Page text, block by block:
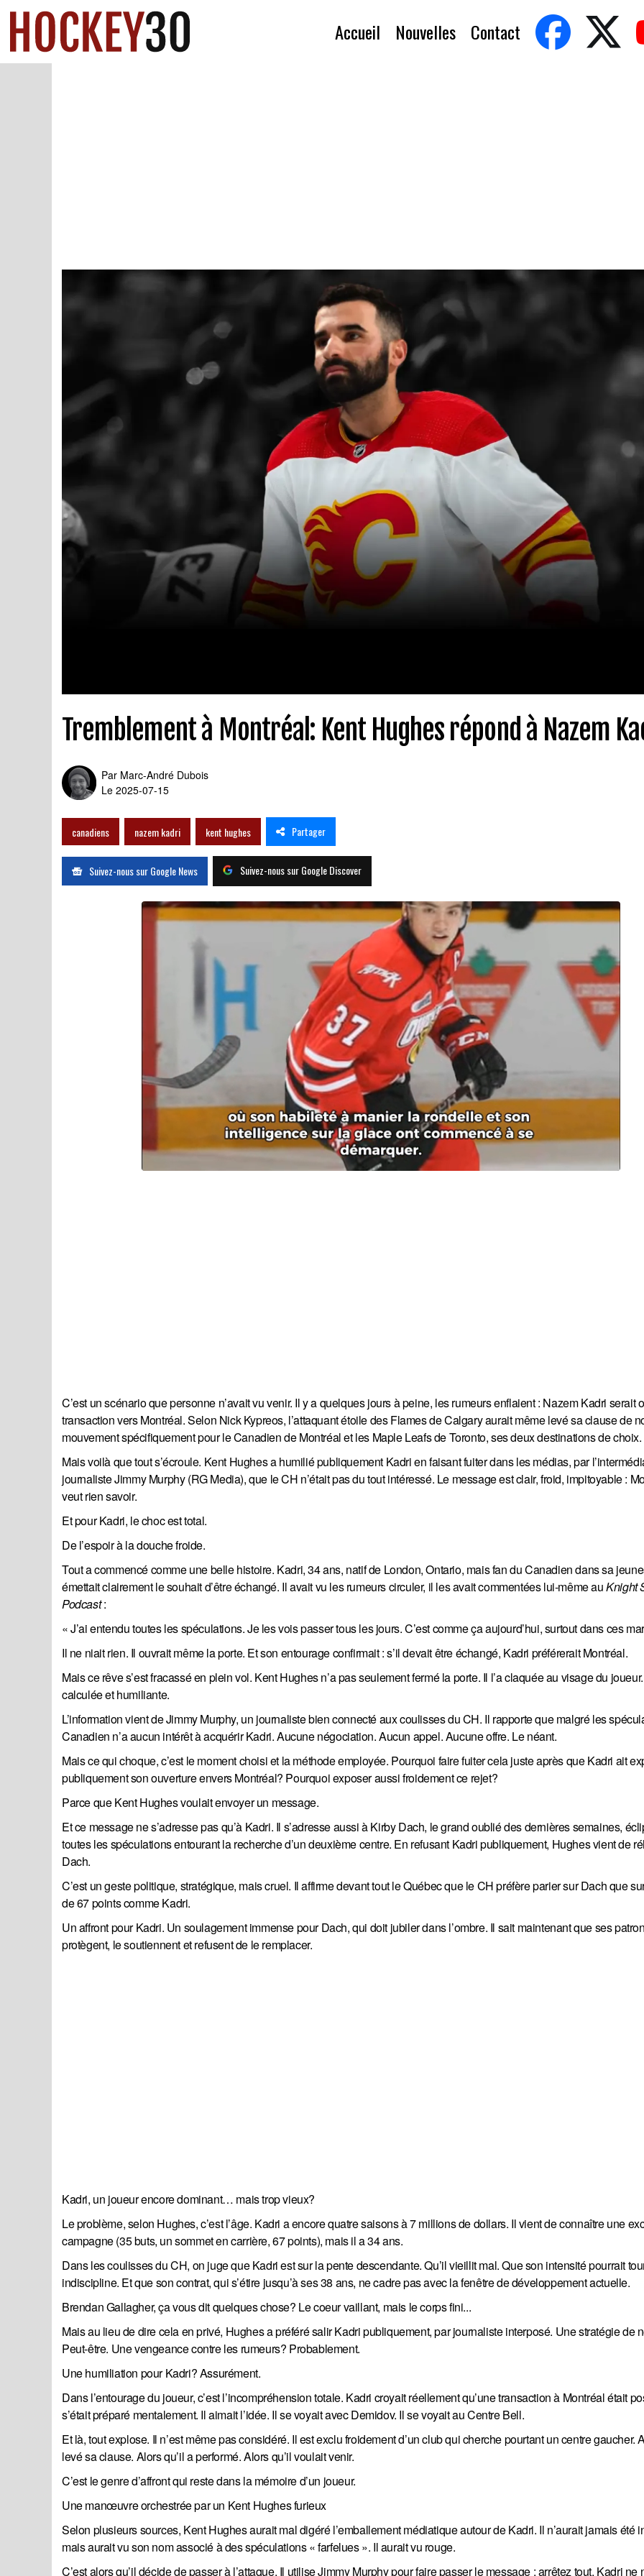
Accueil Nouvelles Contact
Tremblement à Montréal: Kent Hughes répond à Nazem
Par Marc-André Dubois
Le 2025-07-15
canadiens nazem kadri kent hughes Partager
Suivez-nous sur Google News Suivez-nous sur Google Discover
C’est un scénario que personne n’avait vu venir. Il y a quelques jours à peine, les rumeurs enflaient : Nazem Kadri serait
transaction vers Montréal. Selon Nick Kypreos, l’attaquant étoile des Flames de Calgary aurait même levé sa clause de
mouvement spécifiquement pour le Canadien de Montréal et les Maple Leafs de Toronto, ses deux destinations de choix.
Mais voilà que tout s’écroule. Kent Hughes a humilié publiquement Kadri en faisant fuiter dans les médias, par
journaliste Jimmy Murphy (RG Media), que le CH n’était pas du tout intéressé. Le message est clair, froid, impitoyable :
veut rien savoir.
Et pour Kadri, le choc est total.
De l’espoir à la douche froide.
Tout a commencé comme une belle histoire. Kadri, 34 ans, natif de London, Ontario, mais fan du Canadien dans sa
émettait clairement le souhait d’être échangé. Il avait vu les rumeurs circuler, il les avait commentées lui-même auKnight
Podcast:
« J’ai entendu toutes les spéculations. Je les vois passer tous les jours. C’est comme ça aujourd’hui, surtout dans ces
Il ne niait rien. Il ouvrait même la porte. Et son entourage confirmait : s’il devait être échangé, Kadri préférerait Montréal.
Mais ce rêve s’est fracassé en plein vol. Kent Hughes n’a pas seulement fermé la porte. Il l’a claquée au visage du
calculée et humiliante.
L’information vient de Jimmy Murphy, un journaliste bien connecté aux coulisses du CH. Il rapporte que malgré les
Canadien n’a aucun intérêt à acquérir Kadri. Aucune négociation. Aucun appel. Aucune offre. Le néant.
Mais ce qui choque, c’est le moment choisi et la méthode employée. Pourquoi faire fuiter cela juste après que Kadri ait
publiquement son ouverture envers Montréal? Pourquoi exposer aussi froidement ce rejet?
Parce que Kent Hughes voulait envoyer un message.
Et ce message ne s’adresse pas qu’à Kadri. Il s’adresse aussi à Kirby Dach, le grand oublié des dernières semaines,
toutes les spéculations entourant la recherche d’un deuxième centre. En refusant Kadri publiquement, Hughes vient de
Dach.
C’est un geste politique, stratégique, mais cruel. Il affirme devant tout le Québec que le CH préfère parier sur Dach que
de 67 points comme Kadri.
Un affront pour Kadri. Un soulagement immense pour Dach, qui doit jubiler dans l’ombre. Il sait maintenant que ses
protègent, le soutiennent et refusent de le remplacer.
Kadri, un joueur encore dominant… mais trop vieux?
Le problème, selon Hughes, c’est l’âge. Kadri a encore quatre saisons à 7 millions de dollars. Il vient de connaître une
campagne (35 buts, un sommet en carrière, 67 points), mais il a 34 ans.
Dans les coulisses du CH, on juge que Kadri est sur la pente descendante. Qu’il vieillit mal. Que son intensité pourrait
indiscipline. Et que son contrat, qui s’étire jusqu’à ses 38 ans, ne cadre pas avec la fenêtre de développement actuelle.
Brendan Gallagher, ça vous dit quelques chose? Le coeur vaillant, mais le corps fini...
Mais au lieu de dire cela en privé, Hughes a préféré salir Kadri publiquement, par journaliste interposé. Une stratégie de
Peut-être. Une vengeance contre les rumeurs? Probablement.
Une humiliation pour Kadri? Assurément.
Dans l’entourage du joueur, c’est l’incompréhension totale. Kadri croyait réellement qu’une transaction à Montréal était
s’était préparé mentalement. Il aimait l’idée. Il se voyait avec Demidov. Il se voyait au Centre Bell.
Et là, tout explose. Il n’est même pas considéré. Il est exclu froidement d’un club qui cherche pourtant un centre gaucher.
levé sa clause. Alors qu’il a performé. Alors qu’il voulait venir.
C’est le genre d’affront qui reste dans la mémoire d’un joueur.
Une manœuvre orchestrée par un Kent Hughes furieux
Selon plusieurs sources, Kent Hughes aurait mal digéré l’emballement médiatique autour de Kadri. Il n’aurait jamais été
mais aurait vu son nom associé à des spéculations « farfelues ». Il aurait vu rouge.
C’est alors qu’il décide de passer à l’attaque. Il utilise Jimmy Murphy pour faire passer le message : arrêtez tout. Kadri ne